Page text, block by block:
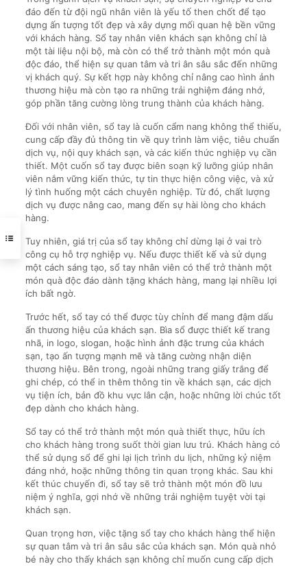
đáo đến từ đội ngũ nhân viên là yếu tố then chốt để tạo
dựng ấn tượng tốt đẹp và xây dựng mối quan hệ bền vững
với khách hàng. Sổ tay nhân viên khách sạn không chỉ là
một tài liệu nội bộ, mà còn có thể trở thành một món quà
độc đáo, thể hiện sự quan tâm và tri ân sâu sắc đến những
vị khách quý. Sự kết hợp này không chỉ nâng cao hình ảnh
thương hiệu mà còn tạo ra những trải nghiệm đáng nhớ,
góp phần tăng cường lòng trung thành của khách hàng.
Đối với nhân viên, sổ tay là cuốn cẩm nang không thể thiếu,
cung cấp đầy đủ thông tin về quy trình làm việc, tiêu chuẩn
dịch vụ, nội quy khách sạn, và các kiến thức nghiệp vụ cần
thiết. Một cuốn sổ tay được biên soạn kỹ lưỡng giúp nhân
viên nắm vững kiến thức, tự tin thực hiện công việc, và xử
lý tình huống một cách chuyên nghiệp. Từ đó, chất lượng
dịch vụ được nâng cao, mang đến sự hài lòng cho khách
hàng.
Tuy nhiên, giá trị của sổ tay không chỉ dừng lại ở vai trò
công cụ hỗ trợ nghiệp vụ. Nếu được thiết kế và sử dụng
một cách sáng tạo, sổ tay nhân viên có thể trở thành một
món quà độc đáo dành tặng khách hàng, mang lại nhiều lợi
ích bất ngờ.
Trước hết, sổ tay có thể được tùy chỉnh để mang đậm dấu
ấn thương hiệu của khách sạn. Bìa sổ được thiết kế trang
nhã, in logo, slogan, hoặc hình ảnh đặc trưng của khách
sạn, tạo ấn tượng mạnh mẽ và tăng cường nhận diện
thương hiệu. Bên trong, ngoài những trang giấy trắng để
ghi chép, có thể in thêm thông tin về khách sạn, các dịch
vụ tiện ích, bản đồ khu vực lân cận, hoặc những lời chúc tốt
đẹp dành cho khách hàng.
Sổ tay có thể trở thành một món quà thiết thực, hữu ích
cho khách hàng trong suốt thời gian lưu trú. Khách hàng có
thể sử dụng sổ để ghi lại lịch trình du lịch, những kỷ niệm
đáng nhớ, hoặc những thông tin quan trọng khác. Sau khi
kết thúc chuyến đi, sổ tay sẽ trở thành một món đồ lưu
niệm ý nghĩa, gợi nhớ về những trải nghiệm tuyệt vời tại
khách sạn.
Quan trọng hơn, việc tặng sổ tay cho khách hàng thể hiện
sự quan tâm và tri ân sâu sắc của khách sạn. Món quà nhỏ
bé này cho thấy khách sạn không chỉ muốn cung cấp dịch